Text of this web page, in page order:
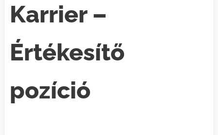
Karrier –
Értékesítő
pozíció